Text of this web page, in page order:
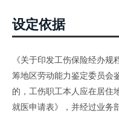
设定依据
《关于印发工伤保险经办
筹地区劳动能力鉴定委员会
的，工伤职工本人应在居住
就医申请表》，并经过业务